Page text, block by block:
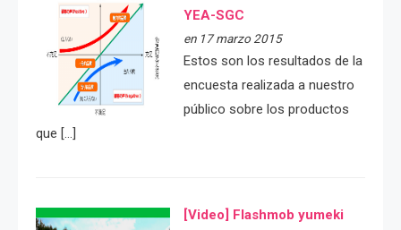
YEA-SGC
en 17 marzo 2015
Estos son los resultados de la
encuesta realizada a nuestro
público sobre los productos
que […]
[Video] Flashmob yumeki